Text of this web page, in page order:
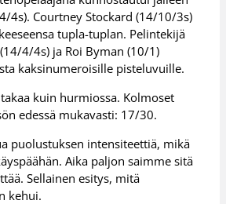
4s). Courtney Stockard (14/10/3s)
tupla-tuplan. Pelintekijä
4/4s) ja Roi Byman (10/1)
kaksinumeroisille pisteluvuille.
kuin hurmiossa. Kolmoset
edessä mukavasti: 17/30.
puolustuksen intensiteettiä, mikä
Aika paljon saimme sitä
Sellainen esitys, mitä
kehui.